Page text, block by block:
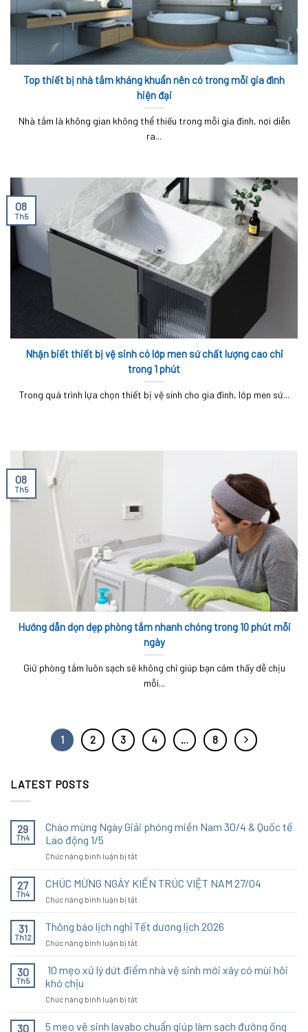
Top thiết bị nhà tắm kháng khuẩn nên có trong mỗi gia đình
hiện đại
Nhà tắm là không gian không thể thiếu trong mỗi gia đình, nơi diễn
ra...
Nhận biết thiết bị vệ sinh có lớp men sứ chất lượng cao chỉ
trong 1 phút
Trong quá trình lựa chọn thiết bị vệ sinh cho gia đình, lớp men sứ...
08
Th5
Hướng dẫn dọn dẹp phòng tắm nhanh chóng trong 10 phút mỗi
ngày
Giữ phòng tắm luôn sạch sẽ không chỉ giúp bạn cảm thấy dễ chịu
mỗi...
08
Th5
1 2 3 4 … 8
LATEST POSTS
29
Th4
Chào mừng Ngày Giải phóng miền Nam 30/4 & Quốc tế
Lao động 1/5
Chức năng bình luận bị tắtở
mừng
Ngày
Giải
miền
30/4
Quốc
27
Th4
CHÚC MỪNG NGÀY KIẾN TRÚC VIỆT NAM 27/04
Chức năng bình luận bị tắtở
MỪNG
NGÀY
KIẾN
VIỆT
31
Th12
Thông báo lịch nghỉ Tết dương lịch 2026
Chức năng bình luận bị tắtở
báo
lịch
Tết
lịch
30
Th5
10 mẹo xử lý dứt điểm nhà vệ sinh mới xây có mùi hôi
khó chịu
Chức năng bình luận bị tắtở
mẹo
30
5 mẹo vệ sinh lavabo chuẩn giúp làm sạch đường ống